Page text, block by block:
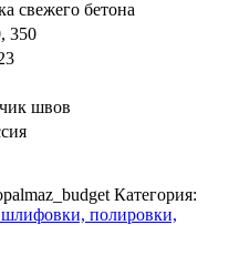
свежего бетона
350
швов
Категория:
полировки,